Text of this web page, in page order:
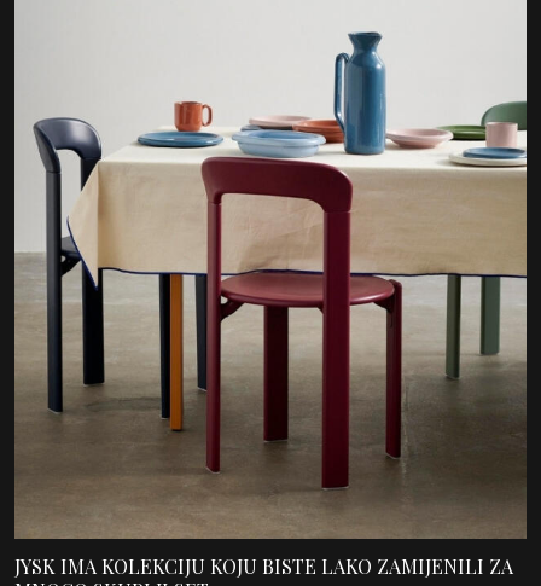
JYSK IMA KOLEKCIJU KOJU BISTE LAKO ZAMIJENILI ZA